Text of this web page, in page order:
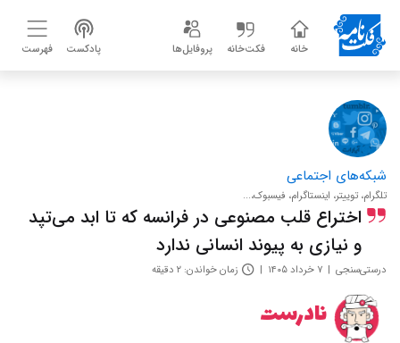
خانه فکت‌خانه پروفایل‌ها پادکست فهرست
شبکه‌های اجتماعی
تلگرام، توییتر، اینستاگرام، فیسبوک،...
اختراع قلب مصنوعی در فرانسه که تا ابد می‌تپد
و نیازی به پیوند انسانی ندارد
درستی‌سنجی ۷ خرداد ۱۴۰۵ زمان خواندن: ۲ دقیقه
نادرست